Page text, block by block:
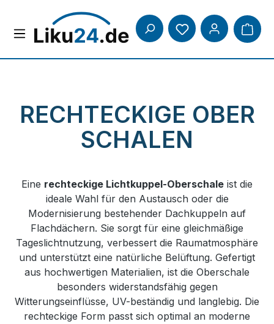
Zum Hauptinhalt springen
Du hast 0
RECHTECKIGE OBER
SCHALEN
Eine rechteckige Lichtkuppel-Oberschale ist die
ideale Wahl für den Austausch oder die
Modernisierung bestehender Dachkuppeln auf
Flachdächern. Sie sorgt für eine gleichmäßige
Tageslichtnutzung, verbessert die Raumatmosphäre
und unterstützt eine natürliche Belüftung. Gefertigt
aus hochwertigen Materialien, ist die Oberschale
besonders widerstandsfähig gegen
Witterungseinflüsse, UV-beständig und langlebig. Die
rechteckige Form passt sich optimal an moderne